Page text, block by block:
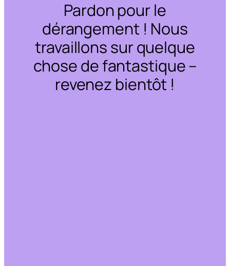
Pardon pour le
dérangement ! Nous
travaillons sur quelque
chose de fantastique –
revenez bientôt !